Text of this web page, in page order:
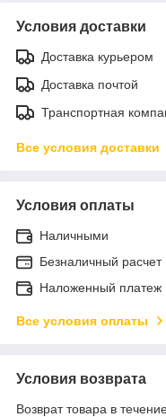
Условия доставки
Доставка курьером
Доставка почтой
Транспортная
Все условия доставки
Условия оплаты
Наличными
Безналичный расчет
Наложенный платеж
Все условия оплаты
Условия возврата
Возврат товара в